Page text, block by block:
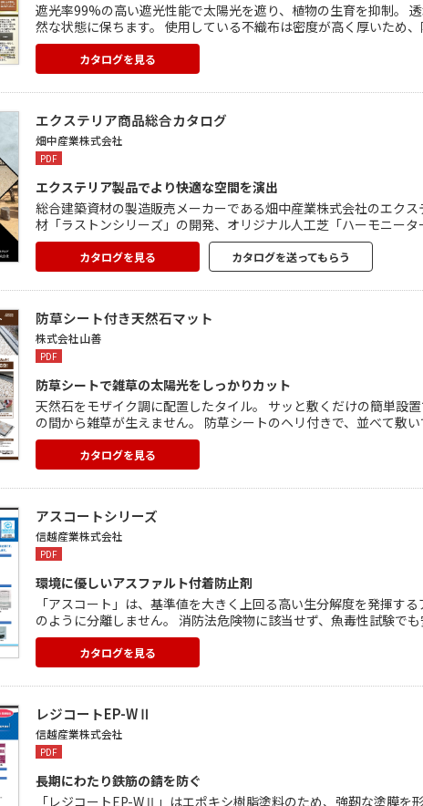
遮光率99%の高い遮光性能で太陽光を遮り、植物の生育を抑制。
然な状態に保ちます。 使用している不織布は密度が高く厚いため
ぎます。 優れた耐久性と耐候性で、強い防草効果を維持。 敷設
できます。カタログを見る
エクステリア商品総合カタログ
畑中産業株式会社
PDF
エクステリア製品でより快適な空間を演出
総合建築資材の製造販売メーカーである畑中産業株式会社のエク
材「ラストンシリーズ」の開発、オリジナル人工芝「ハーモニー
扱っております。 安全性に配慮しつつ、訪れる多くの人々が心地
遊歩道などさまざまなニーズに対応できます。
カタログを見る カタログを送ってもらう
防草シート付き天然石マット
株式会社山善
PDF
防草シートで雑草の太陽光をしっかりカット
天然石をモザイク調に配置したタイル。 サッと敷くだけの簡単設
の間から雑草が生えません。 防草シートのヘリ付きで、並べて敷
ベース部分を省いてリーズナブルに。 色調は4パターンをご用意し
カタログを見る
アスコートシリーズ
信越産業株式会社
PDF
環境に優しいアスファルト付着防止剤
「アスコート」は、基準値を大きく上回る高い生分解度を発揮す
のように分離しません。 消防法危険物に該当せず、魚毒性試験で
抑えられます。 原液凍結温度-15℃で、冬場の凍結に対応。 カッ
カタログを見る
レジコートEP-WⅡ
信越産業株式会社
PDF
長期にわたり鉄筋の錆を防ぐ
「レジコートEP-WⅡ」はエポキシ樹脂塗料のため、強靭な塗膜